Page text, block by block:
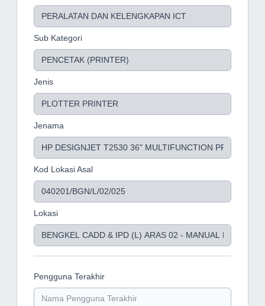
Sub Kategori
Jenis
Jenama
Kod Lokasi Asal
Lokasi
Pengguna Terakhir